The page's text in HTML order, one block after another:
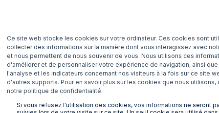
Ce site web stocke les cookies sur votre ordinateur. Ces cookies sont
collecter des informations sur la manière dont vous interagissez avec
et nous permettent de nous souvenir de vous. Nous utilisons ces
d'améliorer et de personnaliser votre expérience de navigation, ainsi
l'analyse et les indicateurs concernant nos visiteurs à la fois sur ce site
d'autres supports. Pour en savoir plus sur les cookies que nous utilisons,
notre politique de confidentialité.
Si vous refusez l'utilisation des cookies, vos informations ne seront